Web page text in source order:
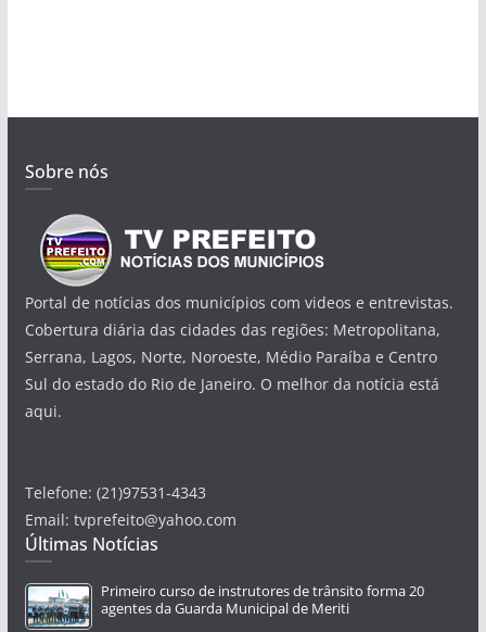
Sobre nós
Portal de notícias dos municípios com videos e entrevistas.
Cobertura diária das cidades das regiões: Metropolitana,
Serrana, Lagos, Norte, Noroeste, Médio Paraíba e Centro
Sul do estado do Rio de Janeiro. O melhor da notícia está
aqui.
Telefone: (21)97531-4343
Email: tvprefeito@yahoo.com
Últimas Notícias
Primeiro curso de instrutores de trânsito forma 20
agentes da Guarda Municipal de Meriti